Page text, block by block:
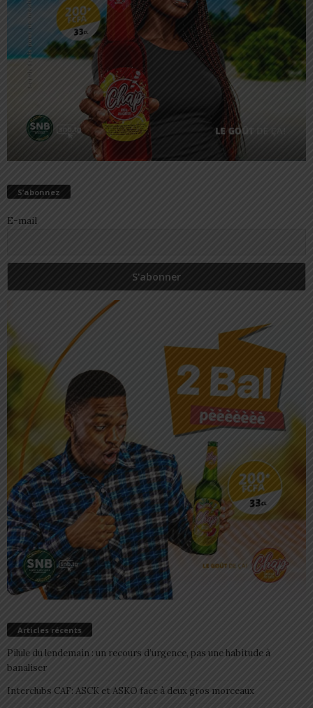
S’abonnez
E-mail
Articles récents
Pilule du lendemain : un recours d’urgence, pas une habitude à
banaliser
Interclubs CAF: ASCK et ASKO face à deux gros morceaux